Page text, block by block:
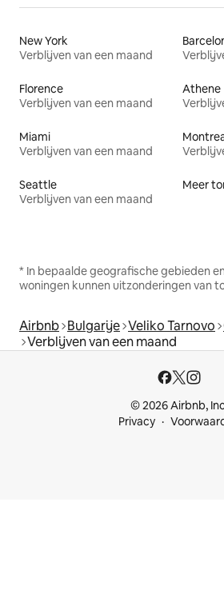
New York
Verblijven van een maand
Florence
Verblijven van een maand
Athene
Miami
Verblijven van een maand
Seattle
Verblijven van een maand
Meer
* In bepaalde geografische gebieden
woningen kunnen uitzonderingen van
Airbnb Bulgarije Veliko Tarnovo
Verblijven van een maand
© 2026 Airbnb,
Privacy